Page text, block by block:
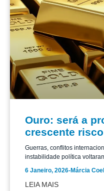
Ouro: será a
crescente
Guerras, conflitos
instabilidade política
6 Janeiro, 2026-Márcia
LEIA MAIS